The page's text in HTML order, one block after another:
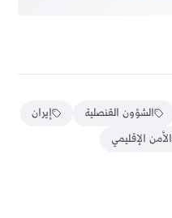
الشؤون القنصلية
إيران
الأمن الإقليمي